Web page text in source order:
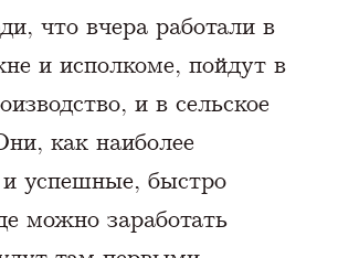
что вчера работали в
и исполкоме, пойдут в
и в сельское
как наиболее
успешные, быстро
можно заработать